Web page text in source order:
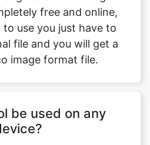
image format file.
be used on any
With this simple tool,
the file format. This